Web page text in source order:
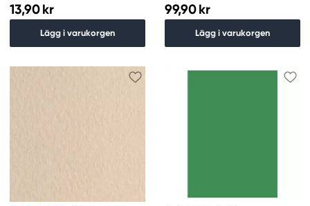
13,90 kr
Lägg i varukorgen
99,90 kr
Lägg i varukorgen